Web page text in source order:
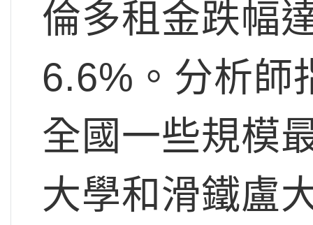
倫多租金跌幅
6.6%。分析師
全國一些規模
大學和滑鐵盧